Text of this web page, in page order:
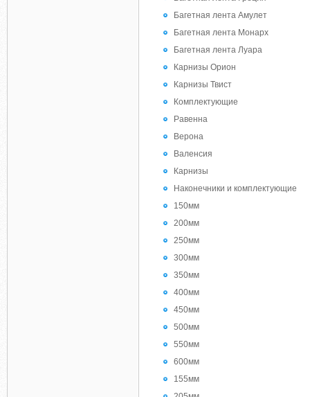
Багетная лента Амулет
Багетная лента Монарх
Багетная лента Луара
Карнизы Орион
Карнизы Твист
Комплектующие
Равенна
Верона
Валенсия
Карнизы
Наконечники и комплектующие
150мм
200мм
250мм
300мм
350мм
400мм
450мм
500мм
550мм
600мм
155мм